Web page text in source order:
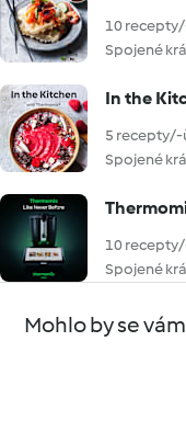
10
Spojené
In the
5 recepty/-
Spojené
10
Spojené
Mohlo by se